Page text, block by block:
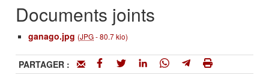
Documents joints
ganago.jpg (JPG-80.7 kio)
PARTAGER :